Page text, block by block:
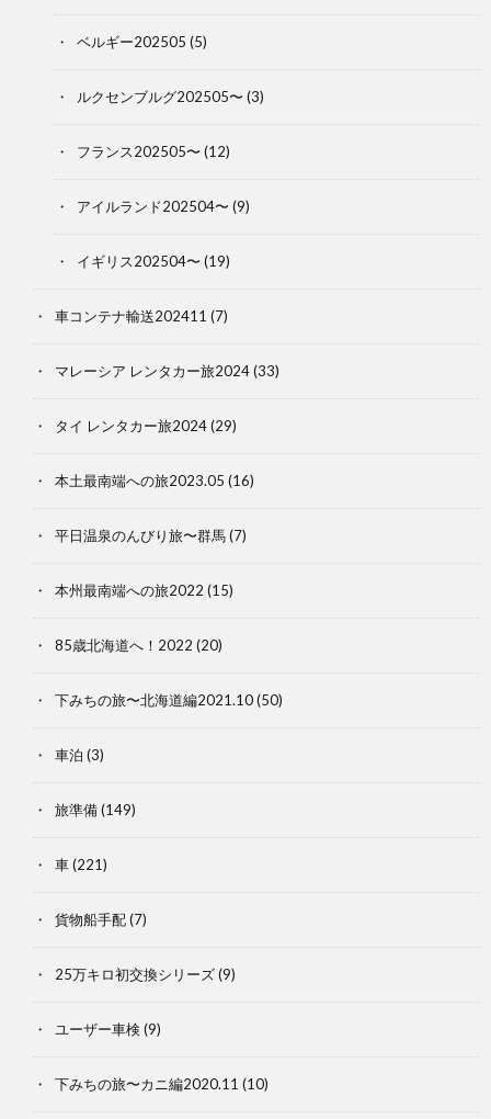
ベルギー202505 (5)
ルクセンブルグ202505〜 (3)
フランス202505〜 (12)
アイルランド202504〜 (9)
イギリス202504〜 (19)
車コンテナ輸送202411 (7)
マレーシア レンタカー旅2024(33)
タイ レンタカー旅2024(29)
本土最南端への旅2023.05 (16)
平日温泉のんびり旅〜群馬(7)
本州最南端への旅2022 (15)
85歳北海道へ！2022 (20)
下みちの旅〜北海道編2021.10(50)
車泊 (3)
旅準備(149)
車(221)
貨物船手配(7)
25万キロ初交換シリーズ(9)
ユーザー車検 (9)
下みちの旅〜カニ編2020.11 (10)